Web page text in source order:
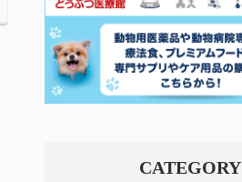
CATEGORY